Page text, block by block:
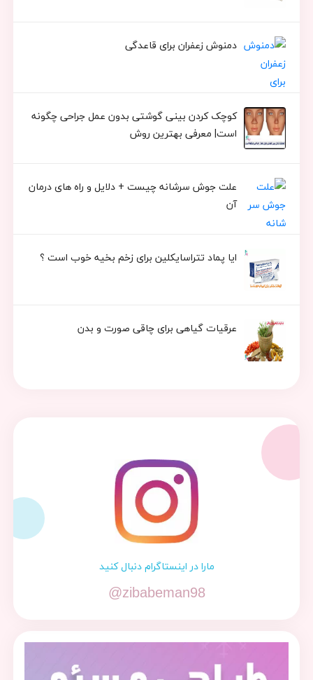
دمنوش زعفران برای قاعدگی
کوچک کردن بینی گوشتی بدون عمل جراحی چگونه
است| معرفی بهترین روش
علت جوش سرشانه چیست + دلایل و راه های درمان
آن
ایا پماد تتراسایکلین برای زخم بخیه خوب است ؟
عرقیات گیاهی برای چاقی صورت و بدن
مارا در اینستاگرام دنبال کنید
@zibabeman98